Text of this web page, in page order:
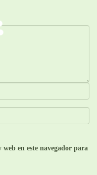
en este navegador para